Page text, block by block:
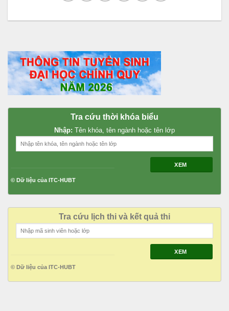
Tra cứu thời khóa biểu
Nhập: Tên khóa, tên ngành hoặc tên lớp
XEM
© Dữ liệu của ITC-HUBT
Tra cứu lịch thi và kết quả thi
XEM
© Dữ liệu của ITC-HUBT